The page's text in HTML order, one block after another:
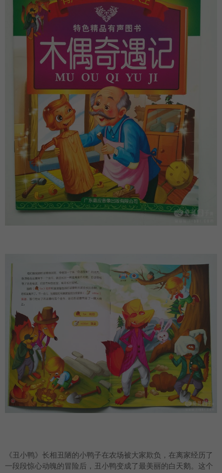
《丑小鸭》长相丑陋的小鸭子在农场被大家欺负，在离家经历了
一段段惊心动魄的冒险后，丑小鸭变成了最美丽的白天鹅。这个